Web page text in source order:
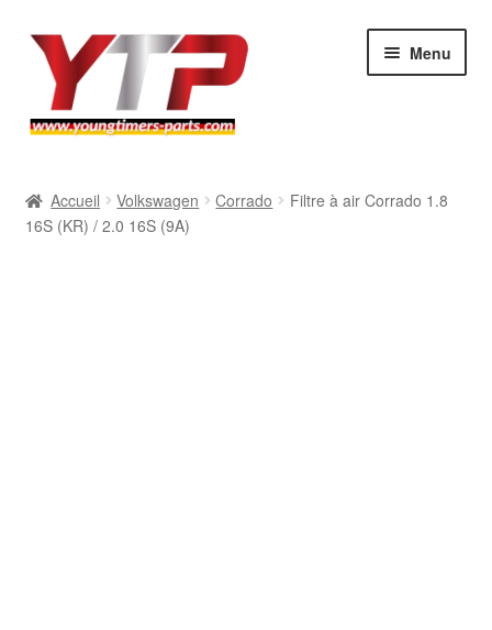
Aller
navigation
Aller
contenu
Menu
BMW
Accueil Volkswagen Corrado
Filtre à air Corrado 1.8
16S (KR) / 2.0 16S (9A)